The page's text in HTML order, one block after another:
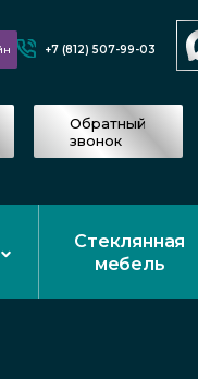
+7 (812) 507-99-03
Обратный
звонок
Стеклянная
мебель